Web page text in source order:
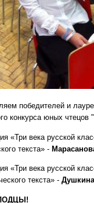
победителей и
конкурса юных
«Три века русской
текста» -
«Три века русской
текста» -